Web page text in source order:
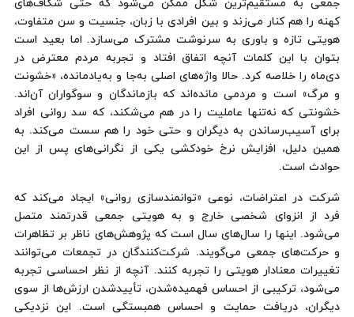
جمعی به مستقیم‌ترین شکل ممکن می‌شود که حتی شکاف‌های
کهنه را هم کنار می‌زند و بین افرادی با زبان، جنسیت و سن متفاوت،
هویتی تازه و باوری به سرنوشت مشترک می‌سازد. اما بعید است
بتوان با این کلمات آنچه اتفاق افتاد و تجربه مردم معترض در
دی‌ماه را خلاصه کرد. حالا واژه‌های اصلی به‌جا و به‌یادمانده، «خشونت
و مرگ» است و مردمی مانده‌اند که بازماندگان و سوگواران آن‌اند.
خشونتی که نه‌تنها عاملیت را در هم می‌شکند، که سد روانی افراد
برای آسیب‌رساندن به دیگران و حتی خود را هم سست می‌کند. به
همین دلیل، افزایش نرخ خودکشی یکی از نگرانی‌های پس از این
حوادث است.
شرکت در اعتراضات، نوعی «توانمندسازی روانی» ایجاد می‌کند که
فرد از انزوای شخصی خارج و به هویتی جمعی قدرتمند متصل
می‌شود. اینها را سال‌های سال است که پژوهش‌های ناظر بر تظاهرات
و حرکت‌های جمعی می‌گویند. شرکت‌کنندگان در تجمعات می‌توانند
تغییرات معنادار هویتی را تجربه کنند. آنچه از نظر احساسی تجربه
می‌شود، ترکیبی از احساس فهمیده‌شدن، تأییدشدن ارزش‌ها از سوی
دیگران، دریافت حمایت و احساس همبستگی است. این نزدیکی